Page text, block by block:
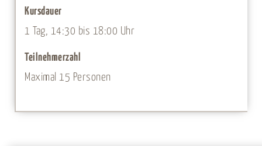
Kursdauer
1 Tag, 14:30 bis 18:00 Uhr
Teilnehmerzahl
Maximal 15 Personen